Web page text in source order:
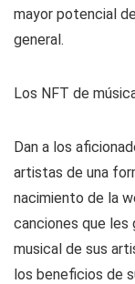
mayor potencial
general.
Los NFT de
Dan a los
artistas de una
nacimiento de la
canciones que les
musical de sus
los beneficios de